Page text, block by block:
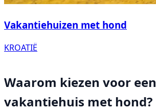
Vakantiehuizen met hond
KROATIË
Waarom kiezen voor een
vakantiehuis met hond?